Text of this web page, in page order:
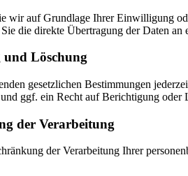
wir auf Grundlage Ihrer Einwilligung
die direkte Übertragung der Daten
Löschung
gesetzlichen Bestimmungen
ggf. ein Recht auf Berichtigung oder
der Verarbeitung
der Verarbeitung Ihrer